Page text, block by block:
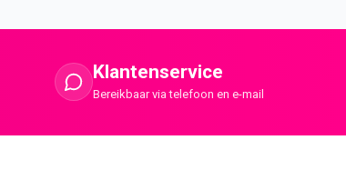
Klantenservice
Bereikbaar via telefoon en e-mail